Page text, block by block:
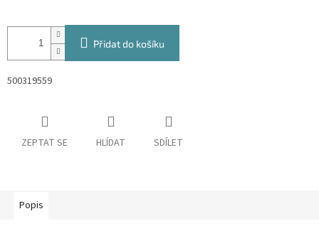
Přidat do košíku
500319559
ZEPTAT SE HLÍDAT SDÍLET
Popis